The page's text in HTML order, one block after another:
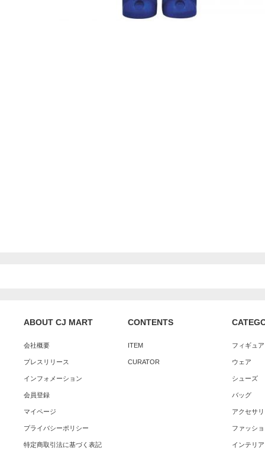
ABOUT CJ MART
会社概要
プレスリリース
インフォメーション
会員登録
マイページ
プライバシーポリシー
特定商取引法に基づく表記
CONTENTS
ITEM
CURATOR
フィギュ
ウェア
シューズ
バッグ
アクセサ
ファッシ
インテリア